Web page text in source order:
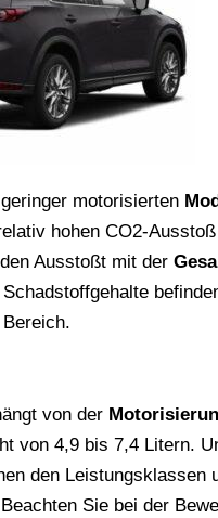
motorisierten
hohen CO2-
Ausstoßt mit der
von der
von 4,9 bis 7,4 Litern.
den Leistungsklassen
Beachten Sie bei der